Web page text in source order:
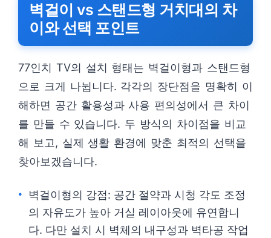
벽걸이 vs 스탠드형 거치대의 차
이와 선택 포인트
77인치 TV의 설치 형태는 벽걸이형과 스탠드형
으로 크게 나뉩니다. 각각의 장단점을 명확히 이
해하면 공간 활용성과 사용 편의성에서 큰 차이
를 만들 수 있습니다. 두 방식의 차이점을 비교
해 보고, 실제 생활 환경에 맞춘 최적의 선택을
찾아보겠습니다.
벽걸이형의 강점: 공간 절약과 시청 각도 조정
의 자유도가 높아 거실 레이아웃에 유연합니
다. 다만 설치 시 벽체의 내구성과 벽타공 작업